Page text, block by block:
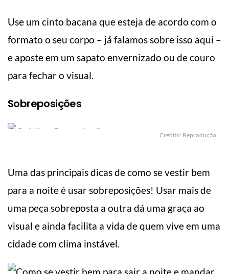
Use um cinto bacana que esteja de acordo com o
formato o seu corpo – já falamos sobre isso aqui –
e aposte em um sapato envernizado ou de couro
para fechar o visual.
Sobreposições
Crédito: Reprodução
Uma das principais dicas de como se vestir bem
para a noite é usar sobreposições! Usar mais de
uma peça sobreposta a outra dá uma graça ao
visual e ainda facilita a vida de quem vive em uma
cidade com clima instável.